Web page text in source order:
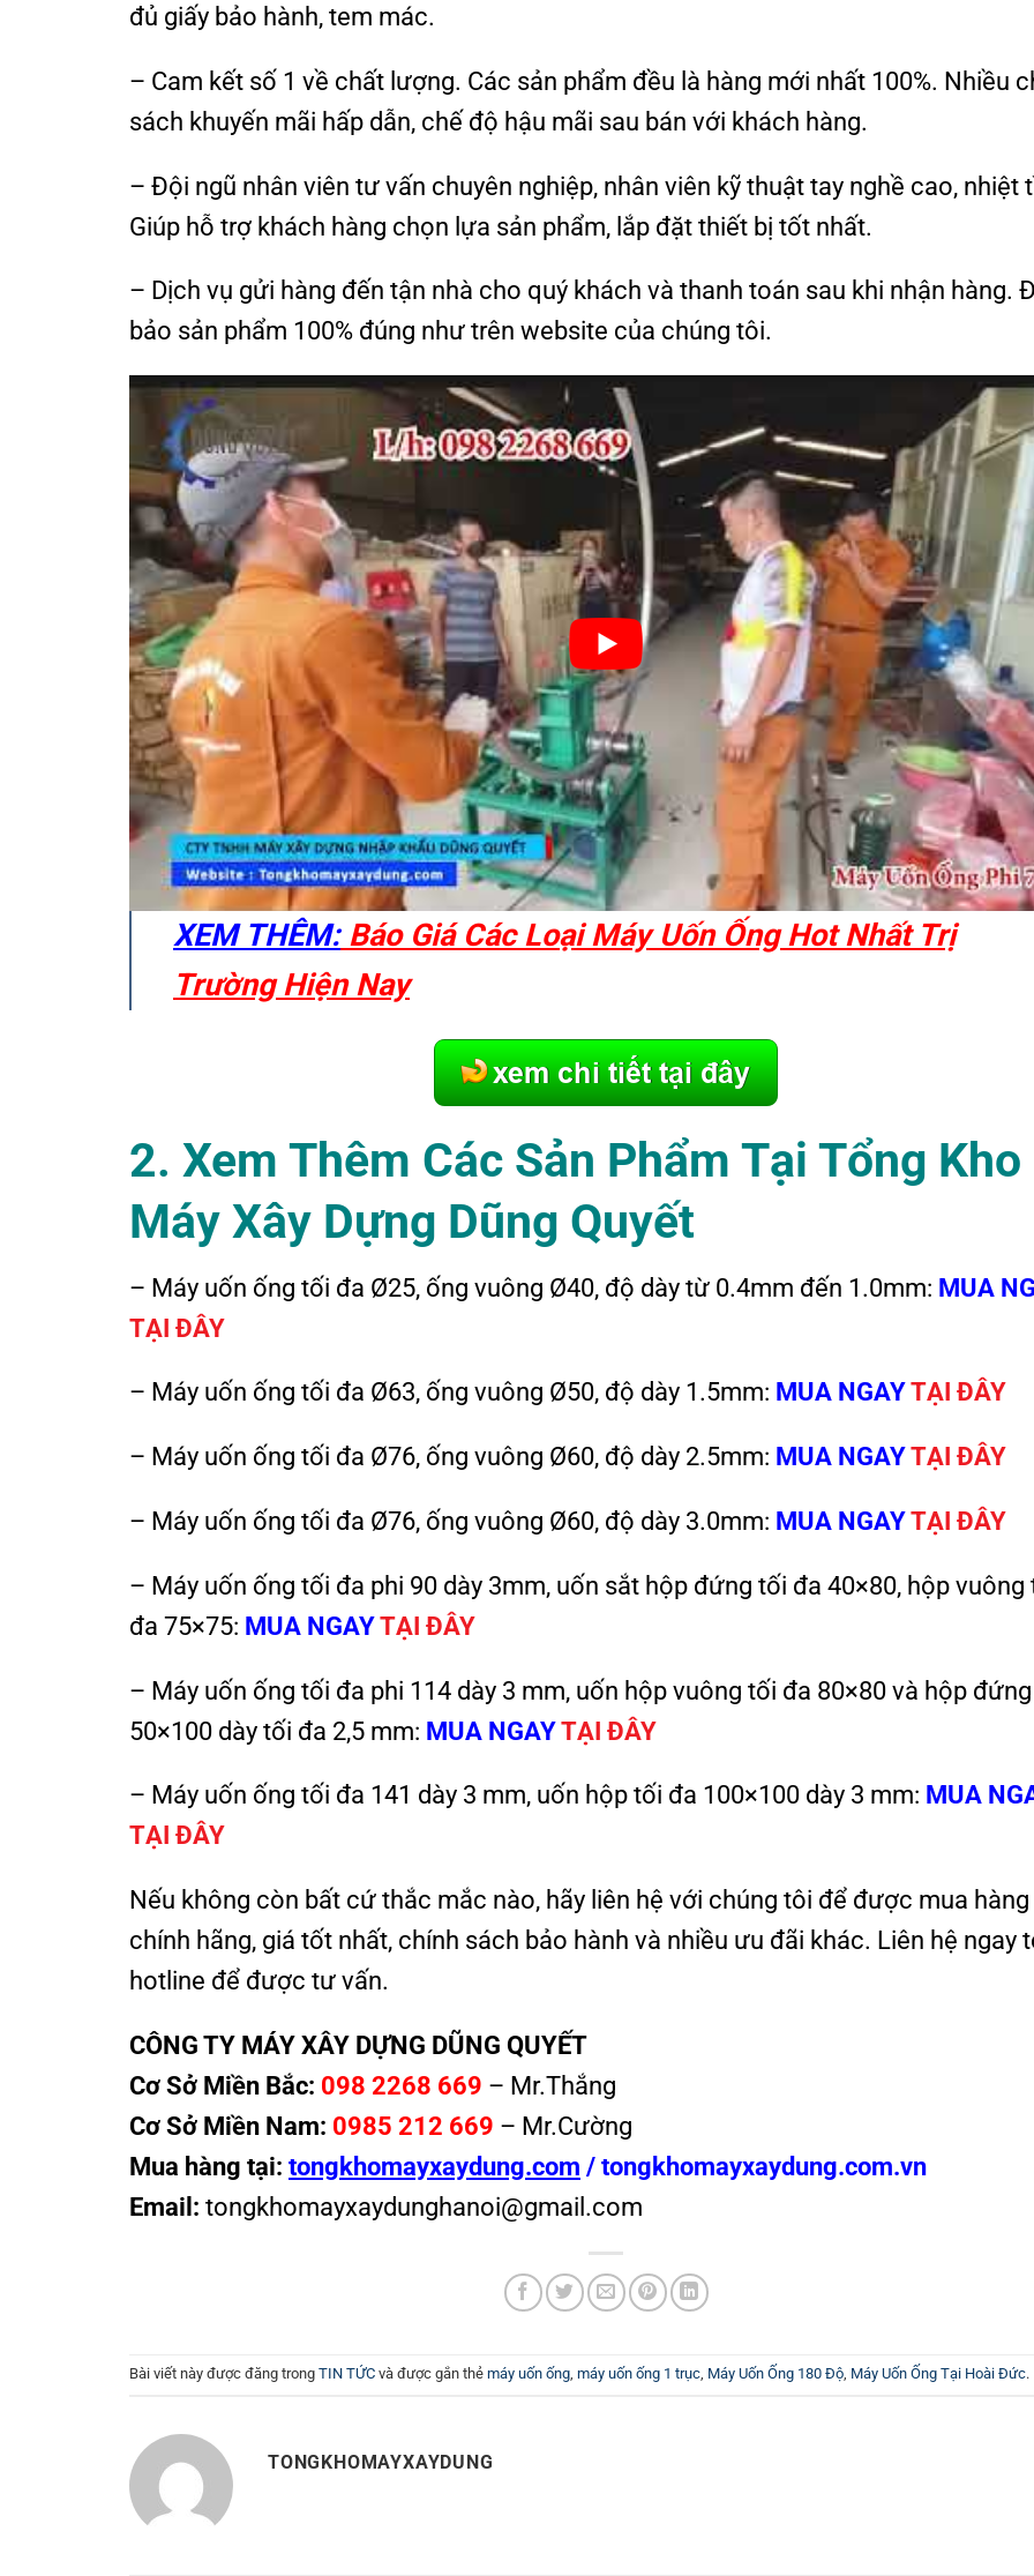
đủ giấy bảo hành, tem mác.
– Cam kết số 1 về chất lượng. Các sản phẩm đều là hàng mới nhất 100%. Nhiều
sách khuyến mãi hấp dẫn, chế độ hậu mãi sau bán với khách hàng.
– Đội ngũ nhân viên tư vấn chuyên nghiệp, nhân viên kỹ thuật tay nghề cao, nhiệt
Giúp hỗ trợ khách hàng chọn lựa sản phẩm, lắp đặt thiết bị tốt nhất.
– Dịch vụ gửi hàng đến tận nhà cho quý khách và thanh toán sau khi nhận hàng.
bảo sản phẩm 100% đúng như trên website của chúng tôi.
XEM THÊM:Báo Giá Các Loại Máy Uốn Ống Hot Nhất Trị
Trường Hiện Nay
2. Xem Thêm Các Sản Phẩm Tại Tổng Kho
Máy Xây Dựng Dũng Quyết
– Máy uốn ống tối đa Ø25, ống vuông Ø40, độ dày từ 0.4mm đến 1.0mm: MUA
TẠI ĐÂY
– Máy uốn ống tối đa Ø63, ống vuông Ø50, độ dày 1.5mm: MUA NGAYTẠI ĐÂY
– Máy uốn ống tối đa Ø76, ống vuông Ø60, độ dày 2.5mm: MUA NGAYTẠI ĐÂY
– Máy uốn ống tối đa Ø76, ống vuông Ø60, độ dày 3.0mm: MUA NGAYTẠI ĐÂY
– Máy uốn ống tối đa phi 90 dày 3mm, uốn sắt hộp đứng tối đa 40×80, hộp vuông
đa 75×75: MUA NGAYTẠI ĐÂY
– Máy uốn ống tối đa phi 114 dày 3 mm, uốn hộp vuông tối đa 80×80 và hộp đứng
50×100 dày tối đa 2,5 mm: MUA NGAYTẠI ĐÂY
– Máy uốn ống tối đa 141 dày 3 mm, uốn hộp tối đa 100×100 dày 3 mm: MUA
TẠI ĐÂY
Nếu không còn bất cứ thắc mắc nào, hãy liên hệ với chúng tôi để được mua hàng
chính hãng, giá tốt nhất, chính sách bảo hành và nhiều ưu đãi khác. Liên hệ ngay
hotline để được tư vấn.
CÔNG TY MÁY XÂY DỰNG DŨNG QUYẾT
Cơ Sở Miền Bắc: 098 2268 669 – Mr.Thắng
Cơ Sở Miền Nam: 0985 212 669 – Mr.Cường
Mua hàng tại: tongkhomayxaydung.com /tongkhomayxaydung.com.vn
Email: tongkhomayxaydunghanoi@gmail.com
Bài viết này được đăng trong TIN TỨC và được gắn thẻ máy uốn ống, máy uốn ống 1 trục, Máy Uốn Ống 180 Độ, Máy Uốn Ống Tại Hoài Đức.
TONGKHOMAYXAYDUNG